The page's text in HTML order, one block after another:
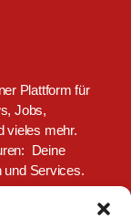
Plattform für
Jobs,
vieles mehr.
Deine
und Services.